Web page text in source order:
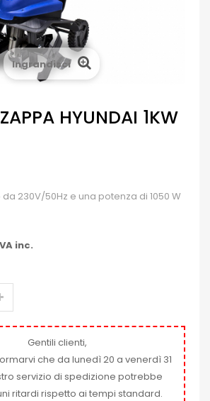
Ingrandisci
HYUNDAI 1KW
230V/50Hz e una potenza di 1050 W
inc.
Gentili clienti,
che da lunedì 20 a venerdì 31
servizio di spedizione potrebbe
ritardi rispetto ai tempi standard.